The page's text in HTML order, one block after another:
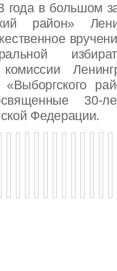
года в большом
район»
комиссии
30-
Федерации.